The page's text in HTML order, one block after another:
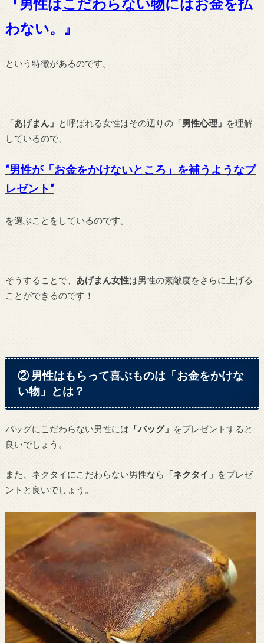
わない。』
という特徴があるのです。
「あげまん」 と呼ばれる女性はその辺りの「男性心理」 を理解
しているので、
“男性が「お金をかけないところ」を補うようなプ
レゼント”
を選ぶことをしているのです。
そうすることで、 あげまん女性は男性の素敵度をさらに上げる
ことができるのです！
② 男性はもらって喜ぶものは「お金をかけな
い物」とは？
バッグにこだわらない男性には 「バッグ」 をプレゼントすると
良いでしょう。
また、ネクタイにこだわらない男性なら 「ネクタイ」 をプレゼ
ントと良いでしょう。